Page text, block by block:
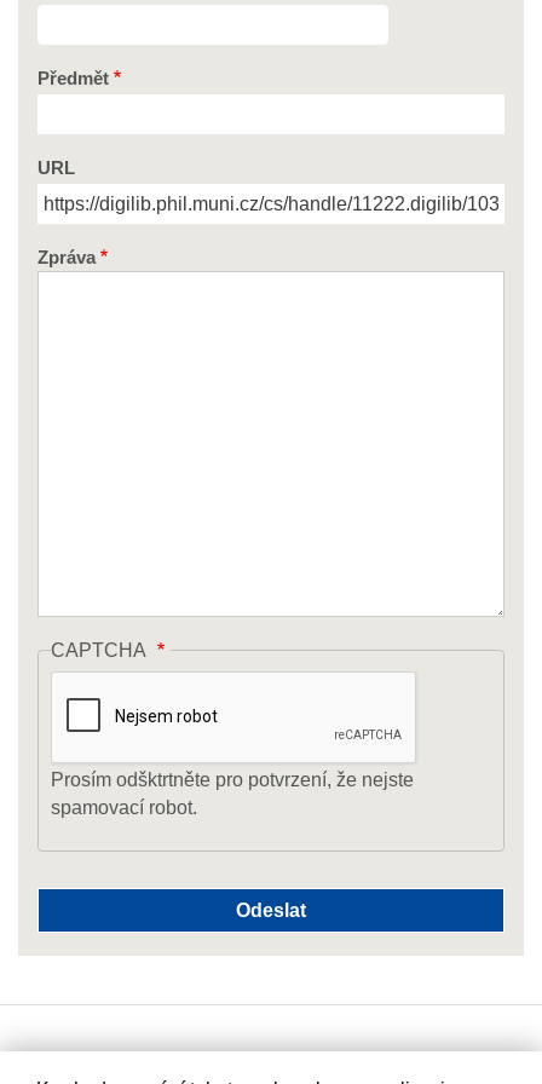
Předmět
URL
Zpráva
CAPTCHA
Prosím odšktrtněte pro potvrzení, že nejste
spamovací robot.